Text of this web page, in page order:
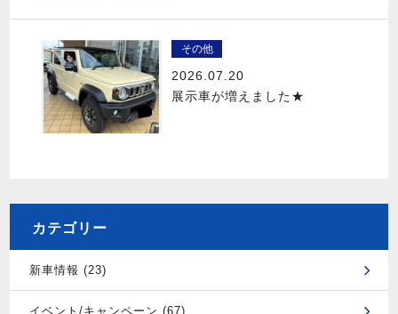
その他
2026.07.20
展示車が増えました★
カテゴリー
新車情報 (23)
イベント/キャンペーン (67)